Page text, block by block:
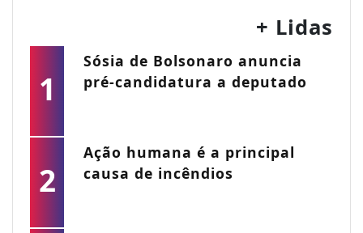
+ Lidas
1
Sósia de Bolsonaro anuncia
pré-candidatura a deputado
2
Ação humana é a principal
causa de incêndios